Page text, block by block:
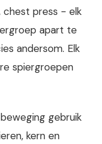
chest press - elk
apart te
andersom. Elk
spiergroepen
gebruik
kern en